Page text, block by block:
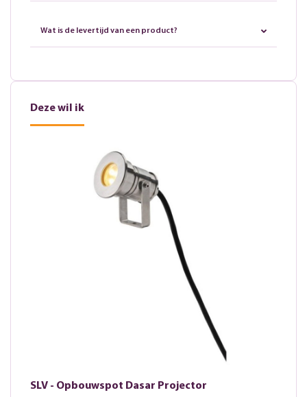
Wat is de levertijd van een product?
Deze wil ik
SLV - Opbouwspot Dasar Projector